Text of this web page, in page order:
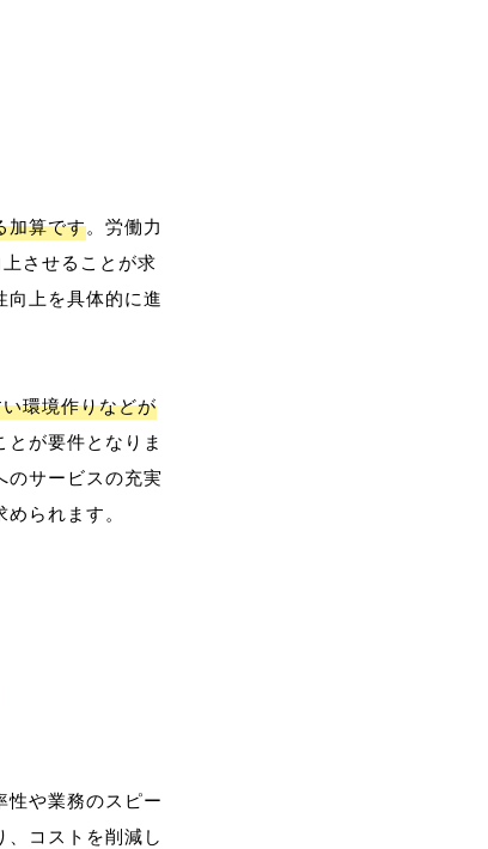
加算です。労働力
させることが求
向上を具体的に進
環境作りなどが
が要件となりま
のサービスの充実
性や業務のスピー
、コストを削減し